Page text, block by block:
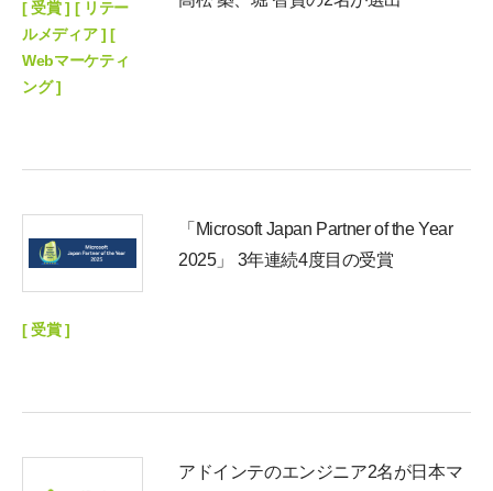
[ 受賞 ] [ リテー
ルメディア ] [
Webマーケティ
ング ]
[ 受賞 ]
「Microsoft Japan Partner of the Year
2025」 3年連続4度目の受賞
アドインテのエンジニア2名が日本マ